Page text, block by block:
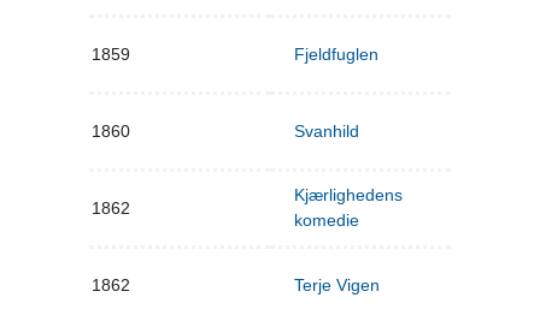
1859 Fjeldfuglen
1860 Svanhild
1862
Kjærlighedens
komedie
1862 Terje Vigen